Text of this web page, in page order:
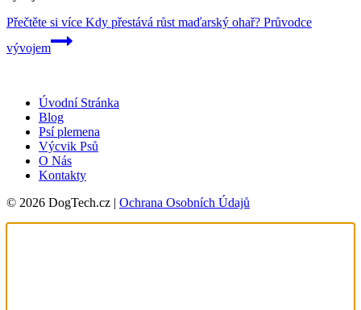
Přečtěte si více Kdy přestává růst maďarský ohař? Průvodce
vývojem
Úvodní Stránka
Blog
Psí plemena
Výcvik Psů
O Nás
Kontakty
© 2026 DogTech.cz | Ochrana Osobních Údajů